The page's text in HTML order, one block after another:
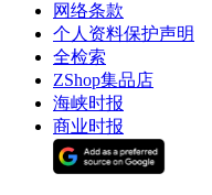
网络条款
个人资料保护声明
全检索
ZShop集品店
海峡时报
商业时报